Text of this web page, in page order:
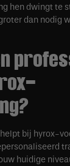
hen dwingt te
dan nodig
bij hyrox-
huidige